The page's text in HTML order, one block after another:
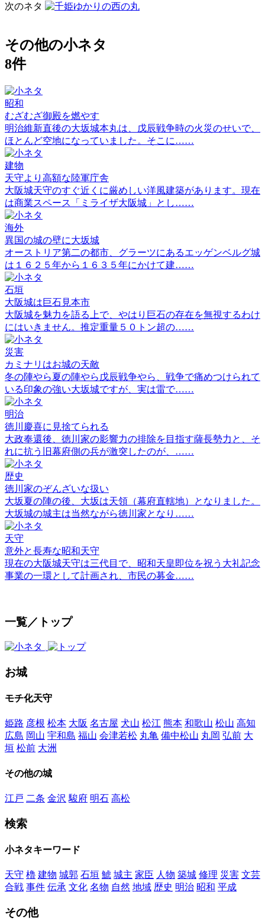
次のネタ
その他の小ネタ
8件
昭和
むざむざ御殿を燃やす
明治維新直後の大坂城本丸は、戊辰戦争時の火災のせいで、
ほとんど空地になっていました。そこに……
建物
天守より高額な陸軍庁舎
大阪城天守のすぐ近くに厳めしい洋風建築があります。現在
は商業スペース「ミライザ大阪城」とし……
海外
異国の城の壁に大坂城
オーストリア第二の都市、グラーツにあるエッゲンベルグ城
は１６２５年から１６３５年にかけて建……
石垣
大阪城は巨石見本市
大阪城を魅力を語る上で、やはり巨石の存在を無視するわけ
にはいきません。推定重量５０トン超の……
災害
カミナリはお城の天敵
冬の陣やら夏の陣やら戊辰戦争やら、戦争で痛めつけられて
いる印象の強い大坂城ですが、実は雷で……
明治
徳川慶喜に見捨てられる
大政奉還後、徳川家の影響力の排除を目指す薩長勢力と、そ
れに抗う旧幕府側の兵が激突したのが、……
歴史
徳川家のぞんざいな扱い
大坂夏の陣の後、大坂は天領（幕府直轄地）となりました。
大坂城の城主は当然ながら徳川家となり……
天守
意外と長寿な昭和天守
現在の大阪城天守は三代目で、昭和天皇即位を祝う大礼記念
事業の一環として計画され、市民の募金……
一覧／トップ
お城
モチ化天守
姫路 彦根 松本 大阪 名古屋 犬山 松江 熊本 和歌山 松山 高知
広島 岡山 宇和島 福山 会津若松 丸亀 備中松山 丸岡 弘前 大
垣 松前 大洲
その他の城
江戸 二条 金沢 駿府 明石 高松
検索
小ネタキーワード
天守 櫓 建物 城郭 石垣 鯱 城主 家臣 人物 築城 修理 災害 文芸
合戦 事件 伝承 文化 名物 自然 地域 歴史 明治 昭和 平成
その他